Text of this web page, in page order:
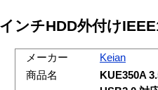
ンチHDD外付け
メーカー
Keian
商品名
KUE350A